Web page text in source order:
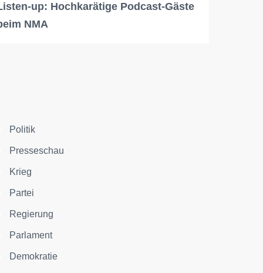
up: Hochkarätige Podcast-Gäste
NMA
Politik
Presseschau
Krieg
Partei
Regierung
Parlament
Demokratie